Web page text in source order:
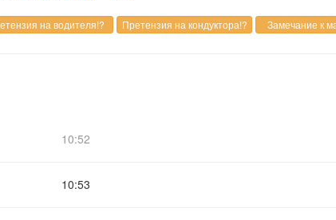
10:52
10:53